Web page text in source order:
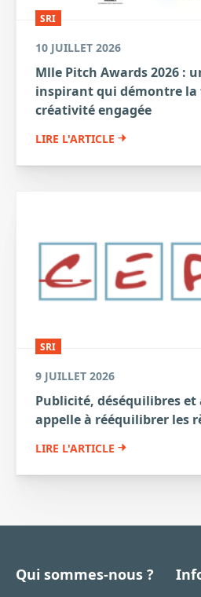
SRI
10 JUILLET 2026
Mlle Pitch Awards 2026 :
inspirant qui démontre la
créativité engagée
LIRE L'ARTICLE
SRI
9 JUILLET 2026
Publicité, déséquilibres et
appelle à rééquilibrer les
LIRE L'ARTICLE
Qui sommes-nous ?